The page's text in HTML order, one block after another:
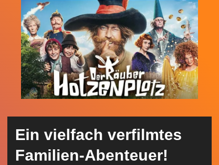
Ein vielfach verfilmtes
Familien-Abenteuer!